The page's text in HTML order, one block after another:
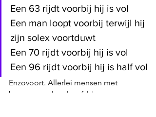
Een 63 rijdt voorbij hij is vol
Een man loopt voorbij terwijl hij
zijn solex voortduwt
Een 70 rijdt voorbij hij is vol
Een 96 rijdt voorbij hij is half vol
Enzovoort. Allerlei mensen met
baretten op hun hoofd, baguetten